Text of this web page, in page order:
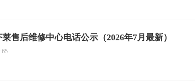
售后维修中心电话公示（2026年7月最新）
65